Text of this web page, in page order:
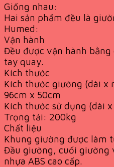
Giống nhau:
Hai sản phẩm đều là
Humed:
Vận hành
Đều được vận hành
tay quay.
Kích thước
Kích thước giường (dài x
96cm x 50cm
Kích thước sử dụng (dài
Trọng tải: 200kg
Chất liệu
Khung giường được làm
Đầu giường, cuối giường
nhựa ABS cao cấp.